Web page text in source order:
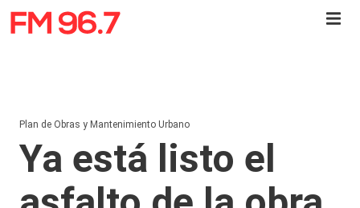
Plan de Obras y Mantenimiento Urbano
Ya está listo el